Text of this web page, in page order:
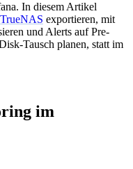
In diesem Artikel
TrueNAS exportieren, mit
und Alerts auf Pre-
Tausch planen, statt im
im